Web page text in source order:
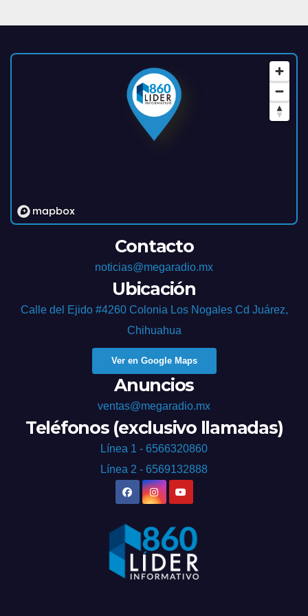
Contacto
noticias@megaradio.mx
Ubicación
Calle del Ejido #4260 Colonia Los Nogales Cd Juárez,
Chihuahua
Ver en Google Maps
Anuncios
ventas@megaradio.mx
Teléfonos (exclusivo llamadas)
Línea 1 - 6566320860
Línea 2 - 6569132888